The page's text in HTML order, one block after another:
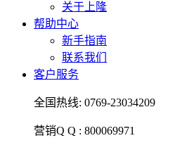
关于上隆
帮助中心
新手指南
联系我们
客户服务
全国热线: 0769-23034209
营销Q Q : 800069971